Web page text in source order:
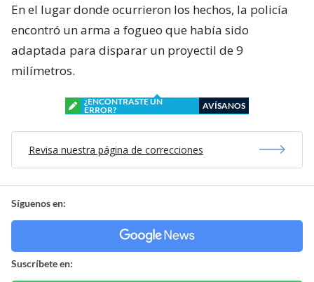
En el lugar donde ocurrieron los hechos, la policía
encontró un arma a fogueo que había sido
adaptada para disparar un proyectil de 9
milímetros.
¿ENCONTRASTE UN
ERROR?
AVÍSANOS
Revisa nuestra página de correcciones
Síguenos en:
Suscríbete en: